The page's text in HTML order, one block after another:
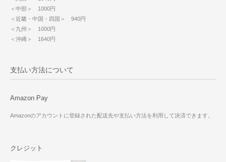
＜中部＞ 1000円
＜近畿・中国・四国＞ 940円
＜九州＞ 1000円
＜沖縄＞ 1640円
支払い方法について
Amazon Pay
Amazonのアカウントに登録された配送先や支払い方法を利用して決済できます。
クレジット